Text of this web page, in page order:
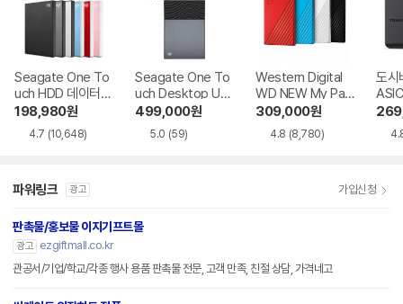
Seagate One To
uch HDD 데이터복
구
198,980원
4.7 (10,648)
Seagate One To
uch Desktop US
B BUS Power 데
이터복구
499,000원
5.0 (59)
Western Digital
WD NEW My Pas
sport Gen3
309,000원
4.8 (8,780)
도시
파워링크 광고 가입신청
판촉물/홍보물 이지기프트몰
광고
ezgiftmall.co.kr
관공서/기업/학교/각종 행사 용품 판촉물 전문, 고객 만족, 친절 상담, 가격네고